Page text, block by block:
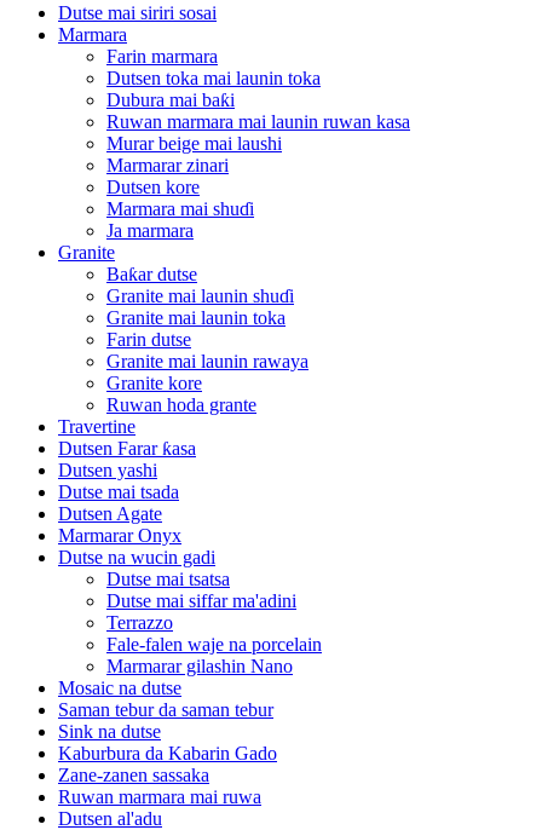
Dutse mai siriri sosai
Marmara
Farin marmara
Dutsen toka mai launin toka
Dubura mai baƙi
Ruwan marmara mai launin ruwan kasa
Murar beige mai laushi
Marmarar zinari
Dutsen kore
Marmara mai shuɗi
Ja marmara
Granite
Baƙar dutse
Granite mai launin shuɗi
Granite mai launin toka
Farin dutse
Granite mai launin rawaya
Granite kore
Ruwan hoda grante
Travertine
Dutsen Farar ƙasa
Dutsen yashi
Dutse mai tsada
Dutsen Agate
Marmarar Onyx
Dutse na wucin gadi
Dutse mai tsatsa
Dutse mai siffar ma'adini
Terrazzo
Fale-falen waje na porcelain
Marmarar gilashin Nano
Mosaic na dutse
Saman tebur da saman tebur
Sink na dutse
Kaburbura da Kabarin Gado
Zane-zanen sassaka
Ruwan marmara mai ruwa
Dutsen al'adu